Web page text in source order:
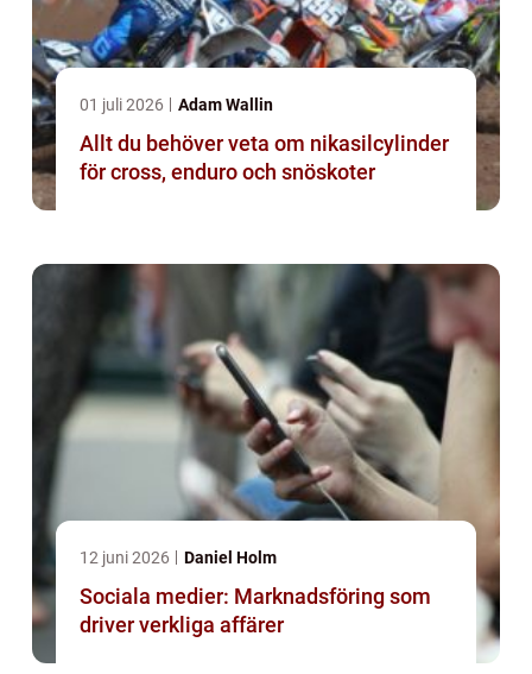
01 juli 2026 Adam Wallin
Allt du behöver veta om nikasilcylinder
för cross, enduro och snöskoter
12 juni 2026 Daniel Holm
Sociala medier: Marknadsföring som
driver verkliga affärer